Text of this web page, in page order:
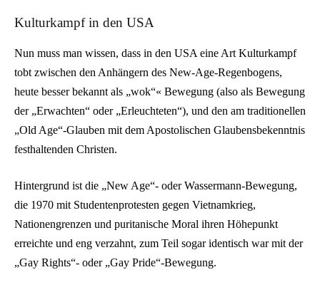
Kulturkampf in den USA
Nun muss man wissen, dass in den USA eine Art Kulturkampf
tobt zwischen den Anhängern des New-Age-Regenbogens,
heute besser bekannt als „wok“« Bewegung (also als Bewegung
der „Erwachten“ oder „Erleuchteten“), und den am traditionellen
„Old Age“-Glauben mit dem Apostolischen Glaubensbekenntnis
festhaltenden Christen.
Hintergrund ist die „New Age“- oder Wassermann-Bewegung,
die 1970 mit Studentenprotesten gegen Vietnamkrieg,
Nationengrenzen und puritanische Moral ihren Höhepunkt
erreichte und eng verzahnt, zum Teil sogar identisch war mit der
„Gay Rights“- oder „Gay Pride“-Bewegung.